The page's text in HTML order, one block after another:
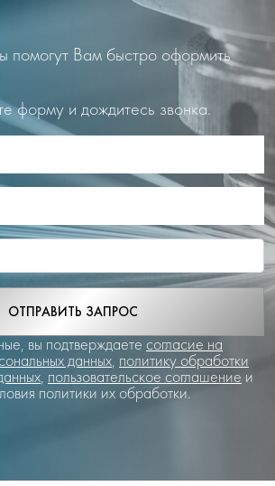
Вам быстро оформить
форму и дождитесь звонка.
ОТПРАВИТЬ ЗАПРОС
вы подтверждаете согласие на
данных, политику обработки
, пользовательское соглашение и
политики их обработки.